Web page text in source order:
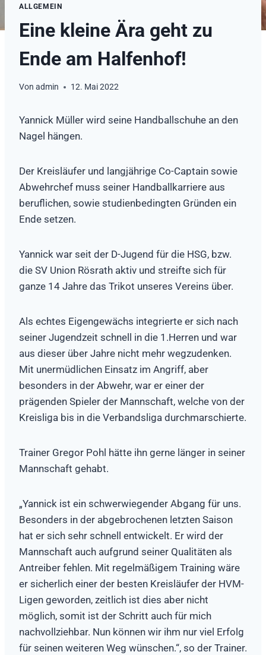
ALLGEMEIN
Eine kleine Ära geht zu
Ende am Halfenhof!
Von admin 12. Mai 2022
Yannick Müller wird seine Handballschuhe an den
Nagel hängen.
Der Kreisläufer und langjährige Co-Captain sowie
Abwehrchef muss seiner Handballkarriere aus
beruflichen, sowie studienbedingten Gründen ein
Ende setzen.
Yannick war seit der D-Jugend für die HSG, bzw.
die SV Union Rösrath aktiv und streifte sich für
ganze 14 Jahre das Trikot unseres Vereins über.
Als echtes Eigengewächs integrierte er sich nach
seiner Jugendzeit schnell in die 1.Herren und war
aus dieser über Jahre nicht mehr wegzudenken.
Mit unermüdlichen Einsatz im Angriff, aber
besonders in der Abwehr, war er einer der
prägenden Spieler der Mannschaft, welche von der
Kreisliga bis in die Verbandsliga durchmarschierte.
Trainer Gregor Pohl hätte ihn gerne länger in seiner
Mannschaft gehabt.
„Yannick ist ein schwerwiegender Abgang für uns.
Besonders in der abgebrochenen letzten Saison
hat er sich sehr schnell entwickelt. Er wird der
Mannschaft auch aufgrund seiner Qualitäten als
Antreiber fehlen. Mit regelmäßigem Training wäre
er sicherlich einer der besten Kreisläufer der HVM-
Ligen geworden, zeitlich ist dies aber nicht
möglich, somit ist der Schritt auch für mich
nachvollziehbar. Nun können wir ihm nur viel Erfolg
für seinen weiteren Weg wünschen.“, so der Trainer.